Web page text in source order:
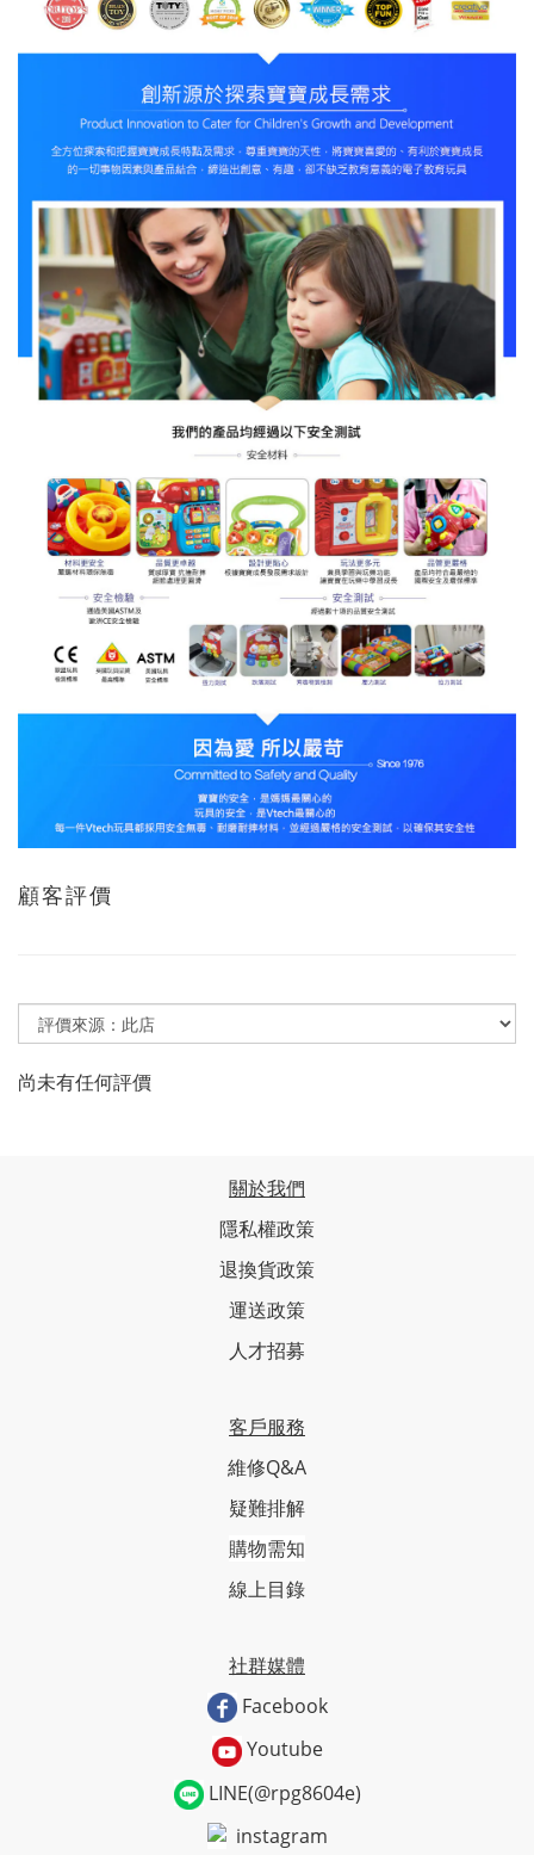
顧客評價
尚未有任何評價
關於我們
隱私權政策
退換貨政策
運送政策
人才招募
客戶服務
維修Q&A
疑難排解
購物需知
線上目錄
社群媒體
Facebook
Youtube
LINE(@rpg8604e)
instagram